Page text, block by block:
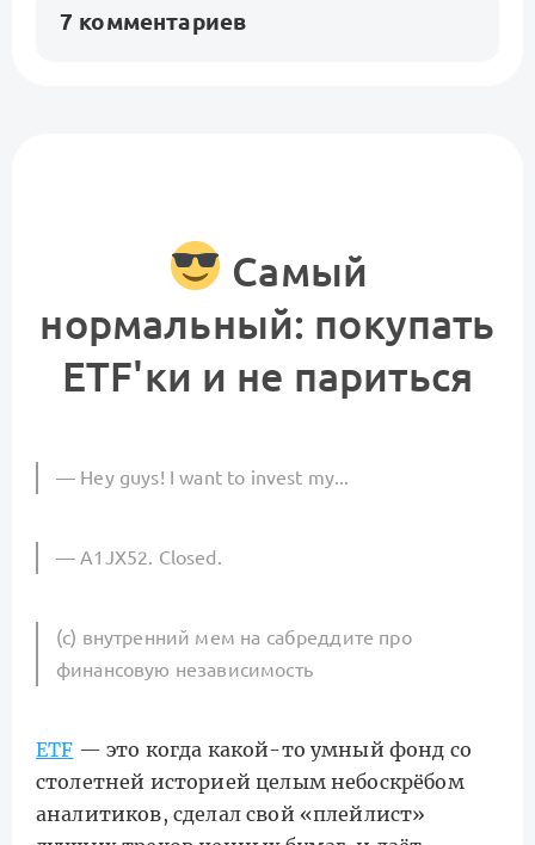
7 комментариев
Самый
нормальный: покупать
ETF'ки и не париться
— Hey guys! I want to invest my...
— A1JX52. Closed.
(c) внутренний мем на сабреддите про
финансовую независимость
ETF — это когда какой-то умный фонд со
столетней историей целым небоскрёбом
аналитиков, сделал свой «плейлист»